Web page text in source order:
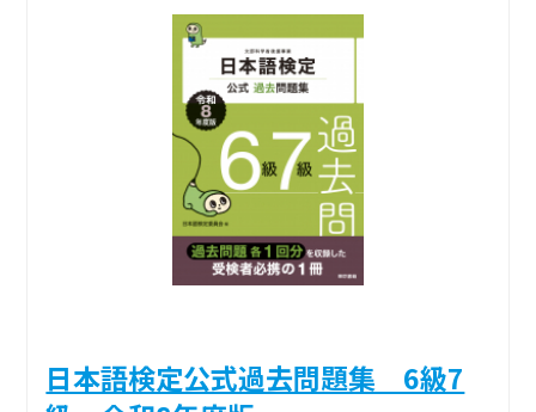
日本語検定公式過去問題集 6級7